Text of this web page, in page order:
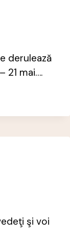
derulează
21 mai….
şi voi